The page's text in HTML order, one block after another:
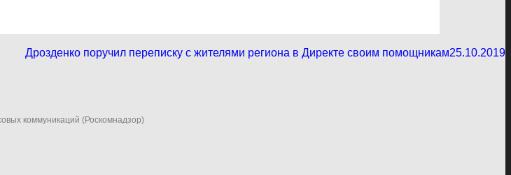
Дрозденко поручил переписку с жителями региона в Директе своим помощникам25.10.2019
коммуникаций (Роскомнадзор)